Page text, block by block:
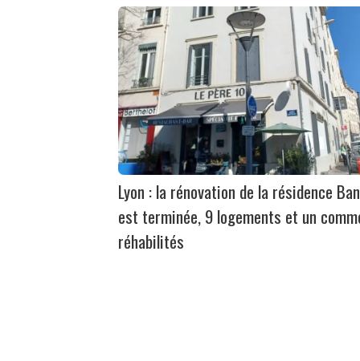
Lyon : la rénovation de la résidence
est terminée, 9 logements et un
réhabilités